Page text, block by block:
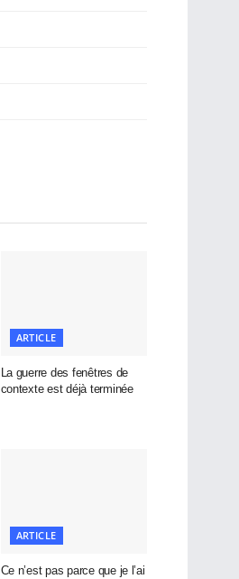
ARTICLE
La guerre des fenêtres de
contexte est déjà terminée
ARTICLE
Ce n’est pas parce que je l’ai